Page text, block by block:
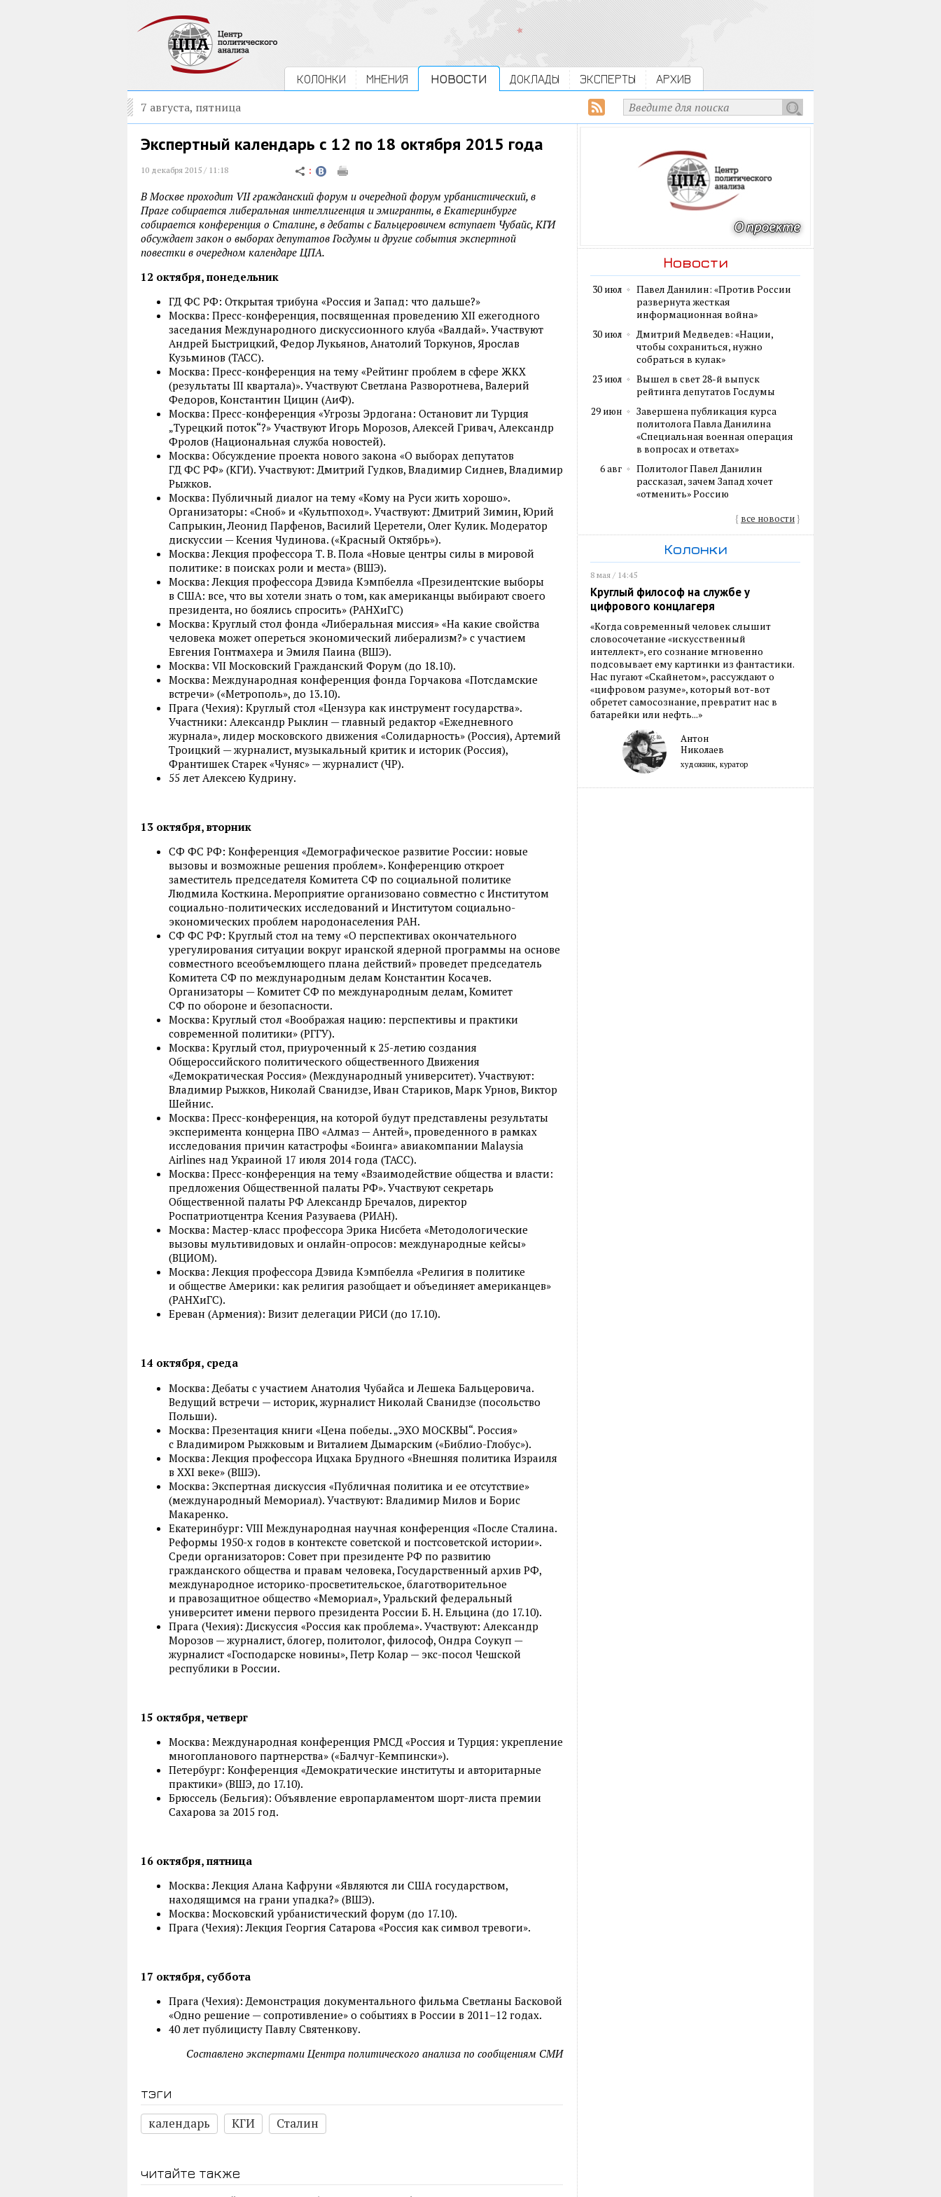
КОЛОНКИ МНЕНИЯ НОВОСТИ ДОКЛАДЫ ЭКСПЕРТЫ АРХИВ
7 августа, пятница
Экспертный календарь с 12 по 18 октября 2015 года
10 декабря 2015 / 11:18
В Москве проходит VII гражданский форум и очередной форум урбанистический, в
Праге собирается либеральная интеллигенция и эмигранты, в Екатеринбурге
собирается конференция о Сталине, в дебаты с Бальцеровичем вступает Чубайс, КГИ
обсуждает закон о выборах депутатов Госдумы и другие события экспертной
повестки в очередном календаре ЦПА.
12 октября, понедельник
ГД ФС РФ: Открытая трибуна «Россия и Запад: что дальше?»
Москва: Пресс-конференция, посвященная проведению XII ежегодного
заседания Международного дискуссионного клуба «Валдай». Участвуют
Андрей Быстрицкий, Федор Лукьянов, Анатолий Торкунов, Ярослав
Кузьминов (ТАСС).
Москва: Пресс-конференция на тему «Рейтинг проблем в сфере ЖКХ
(результаты III квартала)». Участвуют Светлана Разворотнева, Валерий
Федоров, Константин Цицин (АиФ).
Москва: Пресс-конференция «Угрозы Эрдогана: Остановит ли Турция
„Турецкий поток“?» Участвуют Игорь Морозов, Алексей Гривач, Александр
Фролов (Национальная служба новостей).
Москва: Обсуждение проекта нового закона «О выборах депутатов
ГД ФС РФ» (КГИ). Участвуют: Дмитрий Гудков, Владимир Сиднев, Владимир
Рыжков.
Москва: Публичный диалог на тему «Кому на Руси жить хорошо».
Организаторы: «Сноб» и «Культпоход». Участвуют: Дмитрий Зимин, Юрий
Сапрыкин, Леонид Парфенов, Василий Церетели, Олег Кулик. Модератор
дискуссии — Ксения Чудинова. («Красный Октябрь»).
Москва: Лекция профессора Т. В. Пола «Новые центры силы в мировой
политике: в поисках роли и места» (ВШЭ).
Москва: Лекция профессора Дэвида Кэмпбелла «Президентские выборы
в США: все, что вы хотели знать о том, как американцы выбирают своего
президента, но боялись спросить» (РАНХиГС)
Москва: Круглый стол фонда «Либеральная миссия» «На какие свойства
человека может опереться экономический либерализм?» с участием
Евгения Гонтмахера и Эмиля Паина (ВШЭ).
Москва: VII Московский Гражданский Форум (до 18.10).
Москва: Международная конференция фонда Горчакова «Потсдамские
встречи» («Метрополь», до 13.10).
Прага (Чехия): Круглый стол «Цензура как инструмент государства».
Участники: Александр Рыклин — главный редактор «Ежедневного
журнала», лидер московского движения «Солидарность» (Россия), Артемий
Троицкий — журналист, музыкальный критик и историк (Россия),
Франтишек Старек «Чуняс» — журналист (ЧР).
55 лет Алексею Кудрину.
13 октября, вторник
СФ ФС РФ: Конференция «Демографическое развитие России: новые
вызовы и возможные решения проблем». Конференцию откроет
заместитель председателя Комитета СФ по социальной политике
Людмила Косткина. Мероприятие организовано совместно с Институтом
социально-политических исследований и Институтом социально-
экономических проблем народонаселения РАН.
СФ ФС РФ: Круглый стол на тему «О перспективах окончательного
урегулирования ситуации вокруг иранской ядерной программы на основе
совместного всеобъемлющего плана действий» проведет председатель
Комитета СФ по международным делам Константин Косачев.
Организаторы — Комитет СФ по международным делам, Комитет
СФ по обороне и безопасности.
Москва: Круглый стол «Воображая нацию: перспективы и практики
современной политики» (РГГУ).
Москва: Круглый стол, приуроченный к 25-летию создания
Общероссийского политического общественного Движения
«Демократическая Россия» (Международный университет). Участвуют:
Владимир Рыжков, Николай Сванидзе, Иван Стариков, Марк Урнов, Виктор
Шейнис.
Москва: Пресс-конференция, на которой будут представлены результаты
эксперимента концерна ПВО «Алмаз — Антей», проведенного в рамках
исследования причин катастрофы «Боинга» авиакомпании Malaysia
Airlines над Украиной 17 июля 2014 года (ТАСС).
Москва: Пресс-конференция на тему «Взаимодействие общества и власти:
предложения Общественной палаты РФ». Участвуют секретарь
Общественной палаты РФ Александр Бречалов, директор
Роспатриотцентра Ксения Разуваева (РИАН).
Москва: Мастер-класс профессора Эрика Нисбета «Методологические
вызовы мультивидовых и онлайн-опросов: международные кейсы»
(ВЦИОМ).
Москва: Лекция профессора Дэвида Кэмпбелла «Религия в политике
и обществе Америки: как религия разобщает и объединяет американцев»
(РАНХиГС).
Ереван (Армения): Визит делегации РИСИ (до 17.10).
14 октября, среда
Москва: Дебаты с участием Анатолия Чубайса и Лешека Бальцеровича.
Ведущий встречи — историк, журналист Николай Сванидзе (посольство
Польши).
Москва: Презентация книги «Цена победы. „ЭХО МОСКВЫ“. Россия»
с Владимиром Рыжковым и Виталием Дымарским («Библио-Глобус»).
Москва: Лекция профессора Ицхака Брудного «Внешняя политика Израиля
в XXI веке» (ВШЭ).
Москва: Экспертная дискуссия «Публичная политика и ее отсутствие»
(международный Мемориал). Участвуют: Владимир Милов и Борис
Макаренко.
Екатеринбург: VIII Международная научная конференция «После Сталина.
Реформы 1950-х годов в контексте советской и постсоветской истории».
Среди организаторов: Совет при президенте РФ по развитию
гражданского общества и правам человека, Государственный архив РФ,
международное историко-просветительское, благотворительное
и правозащитное общество «Мемориал», Уральский федеральный
университет имени первого президента России Б. Н. Ельцина (до 17.10).
Прага (Чехия): Дискуссия «Россия как проблема». Участвуют: Александр
Морозов — журналист, блогер, политолог, философ, Ондра Соукуп —
журналист «Господарске новины», Петр Колар — экс-посол Чешской
республики в России.
15 октября, четверг
Москва: Международная конференция РМСД «Россия и Турция: укрепление
многопланового партнерства» («Балчуг-Кемпински»).
Петербург: Конференция «Демократические институты и авторитарные
практики» (ВШЭ, до 17.10).
Брюссель (Бельгия): Объявление европарламентом шорт-листа премии
Сахарова за 2015 год.
16 октября, пятница
Москва: Лекция Алана Кафруни «Являются ли США государством,
находящимся на грани упадка?» (ВШЭ).
Москва: Московский урбанистический форум (до 17.10).
Прага (Чехия): Лекция Георгия Сатарова «Россия как символ тревоги».
17 октября, суббота
Прага (Чехия): Демонстрация документального фильма Светланы Басковой
«Одно решение — сопротивление» о событиях в России в 2011–12 годах.
40 лет публицисту Павлу Святенкову.
Составлено экспертами Центра политического анализа по сообщениям СМИ
тэги
календарь
КГИ Сталин
читайте также
Новости
30 июл
Павел Данилин: «Против России
развернута жесткая
информационная война»
30 июл
Дмитрий Медведев: «Нации,
чтобы сохраниться, нужно
собраться в кулак»
23 июл
Вышел в свет 28-й выпуск
рейтинга депутатов Госдумы
29 июн
Завершена публикация курса
политолога Павла Данилина
«Специальная военная операция
в вопросах и ответах»
6 авг
Политолог Павел Данилин
рассказал, зачем Запад хочет
«отменить» Россию
{ все новости}
Колонки
8 мая / 14:45
Круглый философ на службе у
цифрового концлагеря
«Когда современный человек слышит
словосочетание «искусственный
интеллект», его сознание мгновенно
подсовывает ему картинки из фантастики.
Нас пугают «Скайнетом», рассуждают о
«цифровом разуме», который вот-вот
обретет самосознание, превратит нас в
батарейки или нефть...»
Антон
Николаев
художник, куратор